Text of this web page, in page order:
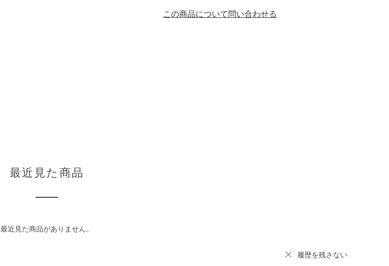
この商品について問い合わせる
最近見た商品
最近見た商品がありません。
履歴を残さない